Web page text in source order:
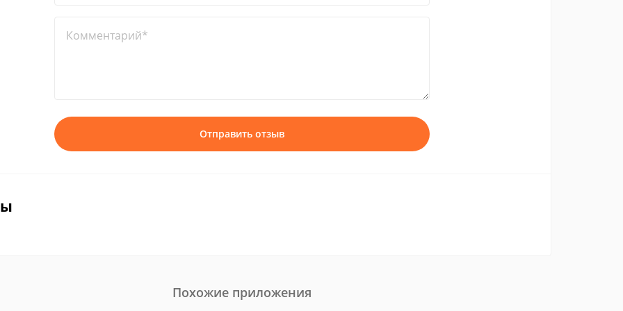
Комментарий*
Отправить отзыв
Похожие приложения